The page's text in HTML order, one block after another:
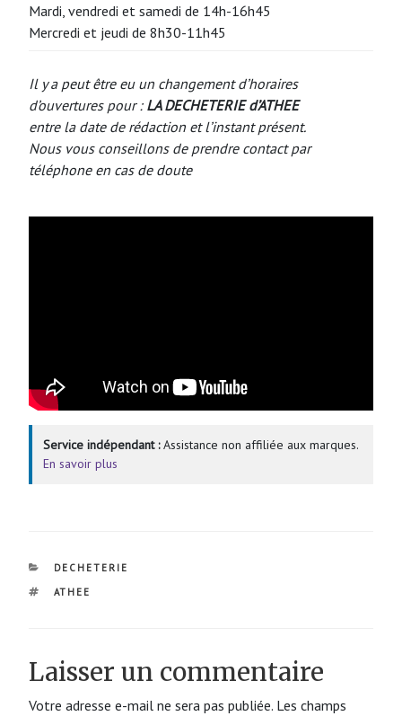
Mardi, vendredi et samedi de 14h-16h45
Mercredi et jeudi de 8h30-11h45
Il y a peut être eu un changement d’horaires
d’ouvertures pour : LA DECHETERIE d’ATHEE
entre la date de rédaction et l’instant présent.
Nous vous conseillons de prendre contact par
téléphone en cas de doute
Service indépendant :Assistance non affiliée aux marques.
En savoir plus
CATÉGORIES
DECHETERIE
ÉTIQUETTES
ATHEE
Laisser un commentaire
Votre adresse e-mail ne sera pas publiée. Les champs